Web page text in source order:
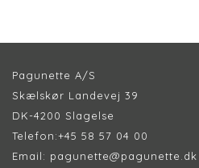
Pagunette A/S
Skælskør Landevej 39
DK-4200 Slagelse
Telefon:+45 58 57 04 00
Email: pagunette@pagunette.dk